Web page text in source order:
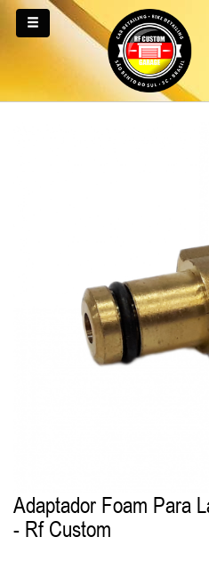
Adaptador Foam Para
- Rf Custom